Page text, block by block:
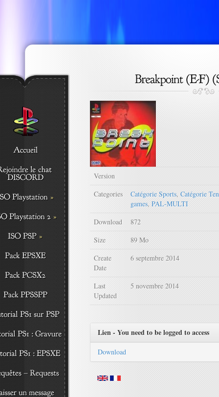
Version
Categories
Catégorie Sports, Catégorie
games, PAL-MULTI
Download
872
Size
89 Mo
Create
Date
6 septembre 2014
Last
Updated
5 novembre 2014
Lien - You need to be logged to access
Download